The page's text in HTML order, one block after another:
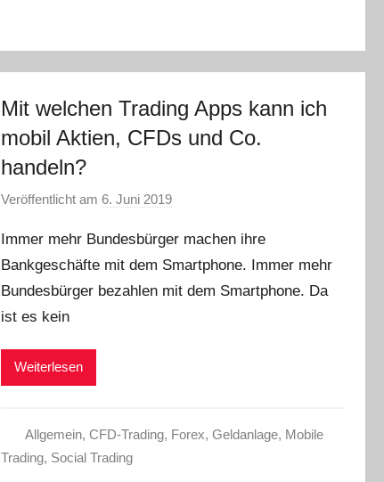
Mit welchen Trading Apps kann ich
mobil Aktien, CFDs und Co.
handeln?
Veröffentlicht am 6. Juni 2019v
n
a
d
Immer mehr Bundesbürger machen ihre
Bankgeschäfte mit dem Smartphone. Immer mehr
Bundesbürger bezahlen mit dem Smartphone. Da
ist es kein
Weiterlesen
Allgemein,CFD-Trading, Forex,Geldanlage, Mobile
Trading, Social Trading